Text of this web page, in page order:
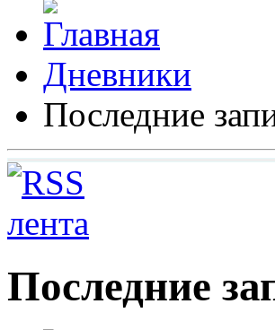
Дневники
Последние
Последние